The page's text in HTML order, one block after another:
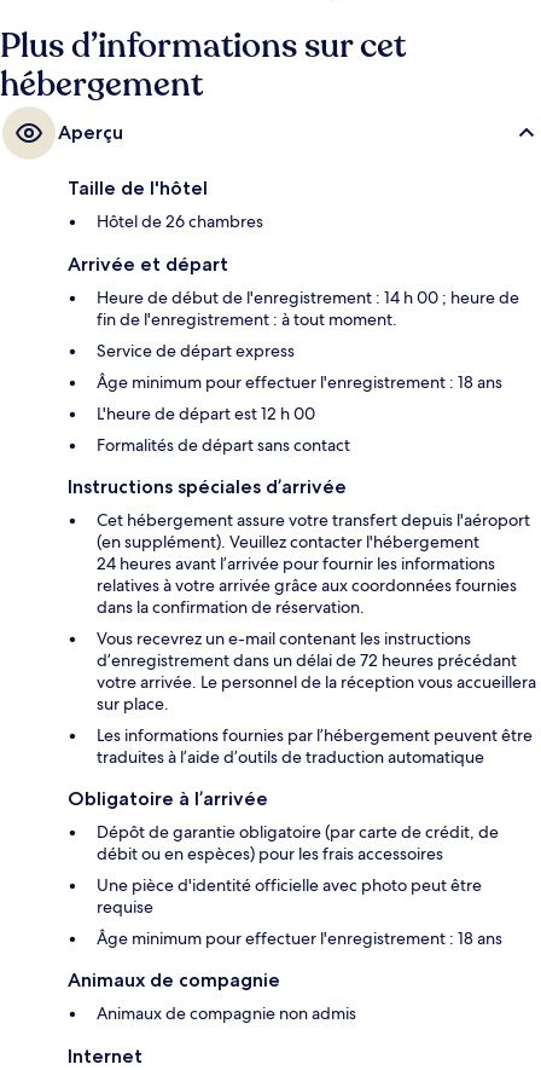
Plus d’informations sur cet
hébergement
Aperçu
Taille de l'hôtel
Hôtel de 26 chambres
Arrivée et départ
Heure de début de l'enregistrement : 14 h 00 ; heure de
fin de l'enregistrement : à tout moment.
Service de départ express
Âge minimum pour effectuer l'enregistrement : 18 ans
L'heure de départ est 12 h 00
Formalités de départ sans contact
Instructions spéciales d’arrivée
Cet hébergement assure votre transfert depuis l'aéroport
(en supplément). Veuillez contacter l'hébergement
24 heures avant l’arrivée pour fournir les informations
relatives à votre arrivée grâce aux coordonnées fournies
dans la confirmation de réservation.
Vous recevrez un e-mail contenant les instructions
d’enregistrement dans un délai de 72 heures précédant
votre arrivée. Le personnel de la réception vous accueillera
sur place.
Les informations fournies par l’hébergement peuvent être
traduites à l’aide d’outils de traduction automatique
Obligatoire à l’arrivée
Dépôt de garantie obligatoire (par carte de crédit, de
débit ou en espèces) pour les frais accessoires
Une pièce d'identité officielle avec photo peut être
requise
Âge minimum pour effectuer l'enregistrement : 18 ans
Animaux de compagnie
Animaux de compagnie non admis
Internet